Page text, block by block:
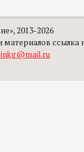
2013-2026
ссылка